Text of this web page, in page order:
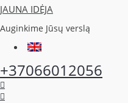
JAUNA IDĖJA
Auginkime Jūsų verslą
+37066012056